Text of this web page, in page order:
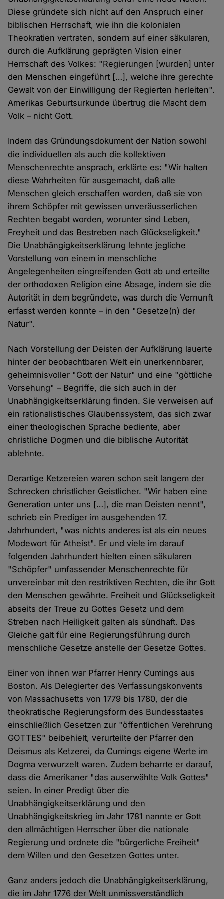
Diese gründete sich nicht auf den Anspruch einer
biblischen Herrschaft, wie ihn die kolonialen
Theokratien vertraten, sondern auf einer säkularen,
durch die Aufklärung geprägten Vision einer
Herrschaft des Volkes: "Regierungen [wurden] unter
den Menschen eingeführt […], welche ihre gerechte
Gewalt von der Einwilligung der Regierten herleiten".
Amerikas Geburtsurkunde übertrug die Macht dem
Volk – nicht Gott.
Indem das Gründungsdokument der Nation sowohl
die individuellen als auch die kollektiven
Menschenrechte ansprach, erklärte es: "Wir halten
diese Wahrheiten für ausgemacht, daß alle
Menschen gleich erschaffen worden, daß sie von
ihrem Schöpfer mit gewissen unveräusserlichen
Rechten begabt worden, worunter sind Leben,
Freyheit und das Bestreben nach Glückseligkeit."
Die Unabhängigkeitserklärung lehnte jegliche
Vorstellung von einem in menschliche
Angelegenheiten eingreifenden Gott ab und erteilte
der orthodoxen Religion eine Absage, indem sie die
Autorität in dem begründete, was durch die Vernunft
erfasst werden konnte – in den "Gesetze(n) der
Natur".
Nach Vorstellung der Deisten der Aufklärung lauerte
hinter der beobachtbaren Welt ein unerkennbarer,
geheimnisvoller "Gott der Natur" und eine "göttliche
Vorsehung" – Begriffe, die sich auch in der
Unabhängigkeitserklärung finden. Sie verweisen auf
ein rationalistisches Glaubenssystem, das sich zwar
einer theologischen Sprache bediente, aber
christliche Dogmen und die biblische Autorität
ablehnte.
Derartige Ketzereien waren schon seit langem der
Schrecken christlicher Geistlicher. "Wir haben eine
Generation unter uns […], die man Deisten nennt",
schrieb ein Prediger im ausgehenden 17.
Jahrhundert, "was nichts anderes ist als ein neues
Modewort für Atheist". Er und viele im darauf
folgenden Jahrhundert hielten einen säkularen
"Schöpfer" umfassender Menschenrechte für
unvereinbar mit den restriktiven Rechten, die ihr Gott
den Menschen gewährte. Freiheit und Glückseligkeit
abseits der Treue zu Gottes Gesetz und dem
Streben nach Heiligkeit galten als sündhaft. Das
Gleiche galt für eine Regierungsführung durch
menschliche Gesetze anstelle der Gesetze Gottes.
Einer von ihnen war Pfarrer Henry Cumings aus
Boston. Als Delegierter des Verfassungskonvents
von Massachusetts von 1779 bis 1780, der die
theokratische Regierungsform des Bundesstaates
einschließlich Gesetzen zur "öffentlichen Verehrung
GOTTES" beibehielt, verurteilte der Pfarrer den
Deismus als Ketzerei, da Cumings eigene Werte im
Dogma verwurzelt waren. Zudem beharrte er darauf,
dass die Amerikaner "das auserwählte Volk Gottes"
seien. In einer Predigt über die
Unabhängigkeitserklärung und den
Unabhängigkeitskrieg im Jahr 1781 nannte er Gott
den allmächtigen Herrscher über die nationale
Regierung und ordnete die "bürgerliche Freiheit"
dem Willen und den Gesetzen Gottes unter.
Ganz anders jedoch die Unabhängigkeitserklärung,
die im Jahr 1776 der Welt unmissverständlich